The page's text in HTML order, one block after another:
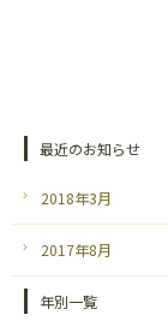
最近のお知らせ
2018年3月
2017年8月
年別一覧